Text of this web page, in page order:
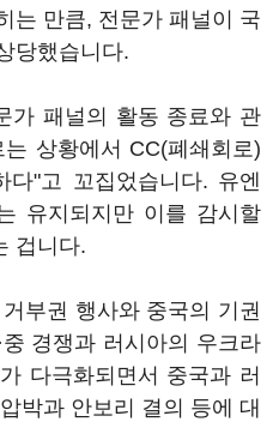
는 만큼, 전문가 패널이 국
당했습니다.
가 패널의 활동 종료와 관
상황에서 CC(폐쇄회로)
"고 꼬집었습니다. 유엔
유지되지만 이를 감시할
겁니다.
부권 행사와 중국의 기권
경쟁과 러시아의 우크라
다극화되면서 중국과 러
박과 안보리 결의 등에 대